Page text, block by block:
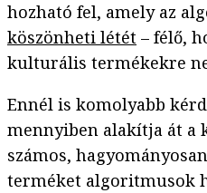
hozható fel, amely az
köszönheti létét – félő,
kulturális termékekre
Ennél is komolyabb
mennyiben alakítja át a
számos,
terméket algoritmusok